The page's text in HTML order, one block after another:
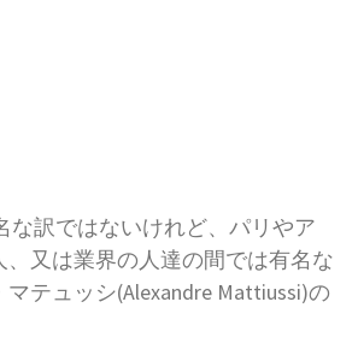
な訳ではないけれど、パリやア
又は業界の人達の間では有名な
テュッシ(Alexandre Mattiussi)の